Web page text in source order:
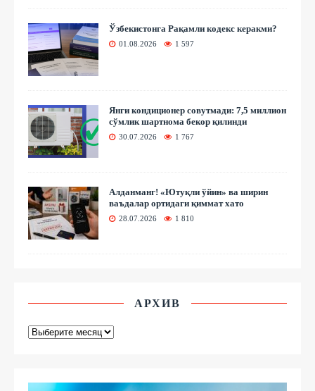
Ўзбекистонга Рақамли кодекс керакми?
01.08.2026 1 597
Янги кондиционер совутмади: 7,5 миллион
сўмлик шартнома бекор қилинди
30.07.2026 1 767
Алданманг! «Ютуқли ўйин» ва ширин
ваъдалар ортидаги қиммат хато
28.07.2026 1 810
АРХИВ